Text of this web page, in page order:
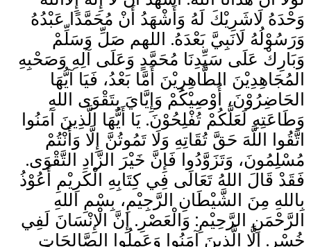
وَحْدَهُ لَاشَرِيْكَ لَهُ وَأَشْهَدُ أَنْ مُحَمَّدًا عَبْدُهُ
وَرَسُوْلُهُ لَانَبِيَّ بَعْدَهُ. اللهم صَلِّ وَسَلِّمْ
وَبَارِكْ عَلَى سَيِّدِنَا مُحَمَّدٍ وَعَلَى آلِهِ وَصَحْبِهِ
المُجَاهِدِيْنَ الطَّاهِرِيْنَ أَمَّا بَعْدُ، فَيَا آيُّهَا
الحَاضِرُوْنَ، أُوْصِيْكُمْ وَإِيَّايَ بِتَقْوَى اللهِ
وَطَاعَتِهِ لَعَلَّكُمْ تُفْلِحُوْنَ. يَا أَيُّهَا الَّذِينَ آمَنُوا
اتَّقُوا اللَّهَ حَقَّ تُقَاتِهِ وَلَا تَمُوتُنَّ إِلَّا وَأَنْتُمْ
مُسْلِمُونَ، وَتَزَوَّدُوا فَإِنَّ خَيْرَ الزَّادِ التَّقْوَى.
فَقَدْ قَالَ اللهُ تَعَالَى فِي كِتَابِهِ الْكَرِيْمِ أَعُوْذُ
بِاللهِ مِنَ الشَّيْطَانِ الرَّجِيْمِ، بِسْمِ اللهِ
الرَّحْمَنِ الرَّحِيْمِ: وَالْعَصْرِ. إِنَّ الْإِنْسَانَ لَفِي
خُسْرٍ. إِلَّا الَّذِينَ آمَنُوا وَعَمِلُوا الصَّالِحَاتِ